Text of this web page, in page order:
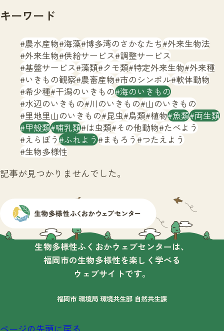
文字サイズ 小 中 大
生物多様性ふくおかウェブセンターとは
サイトマップ
キーワード
農水産物 海藻 博多湾のさかなたち 外来生物法
外来生物 供給サービス 調整サービス
基盤サービス 藻類 クモ類 特定外来生物 外来種
いきもの観察 農畜産物 市のシンボル 軟体動物
希少種 干潟のいきもの 海のいきもの
水辺のいきもの 川のいきもの 山のいきもの
里地里山のいきもの 昆虫 鳥類 植物 魚類 両生類
甲殻類 哺乳類 は虫類 その他動物 たべよう
えらぼう ふれよう まもろう つたえよう
生物多様性
記事が見つかりませんでした。
生物多様性ふくおかウェブセンターは、
福岡市の生物多様性を楽しく学べる
ウェブサイトです。
福岡市 環境局 環境共生部 自然共生課